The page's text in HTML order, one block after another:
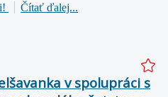
Čítať ďalej...
v spolupráci s